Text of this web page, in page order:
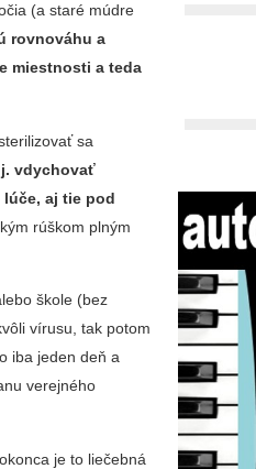
(a staré múdre
rovnováhu a
miestnosti a teda
sa
vdychovať
aj tie pod
rúškom plným
škole (bez
vírusu, tak potom
iba jeden deň a
verejného
je to liečebná